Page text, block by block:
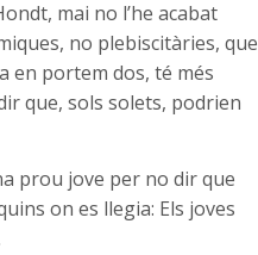
mai no l’he acabat
no plebiscitàries, que
en portem dos, té més
que, sols solets, podrien
prou jove per no dir que
on es llegia: Els joves